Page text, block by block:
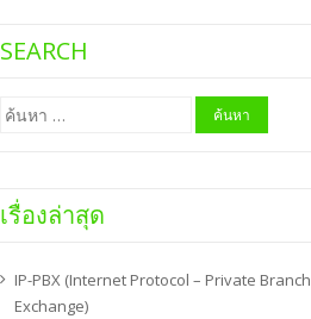
SEARCH
ค้นหา
สำหรับ:
เรื่องล่าสุด
IP-PBX (Internet Protocol – Private Branch
Exchange)